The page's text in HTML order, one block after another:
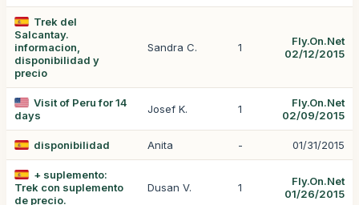
Trek del
Salcantay.
informacion,
disponibilidad y
precio
Sandra C. 1
Fly.On.Net
02/12/2015
Visit of Peru for 14
days
Josef K. 1
Fly.On.Net
02/09/2015
disponibilidad Anita - 01/31/2015
+ suplemento:
Trek con suplemento
de precio.
Dusan V. 1
Fly.On.Net
01/26/2015